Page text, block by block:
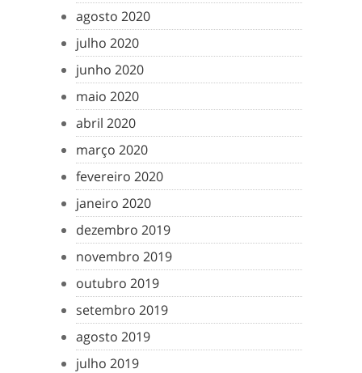
agosto 2020
julho 2020
junho 2020
maio 2020
abril 2020
março 2020
fevereiro 2020
janeiro 2020
dezembro 2019
novembro 2019
outubro 2019
setembro 2019
agosto 2019
julho 2019